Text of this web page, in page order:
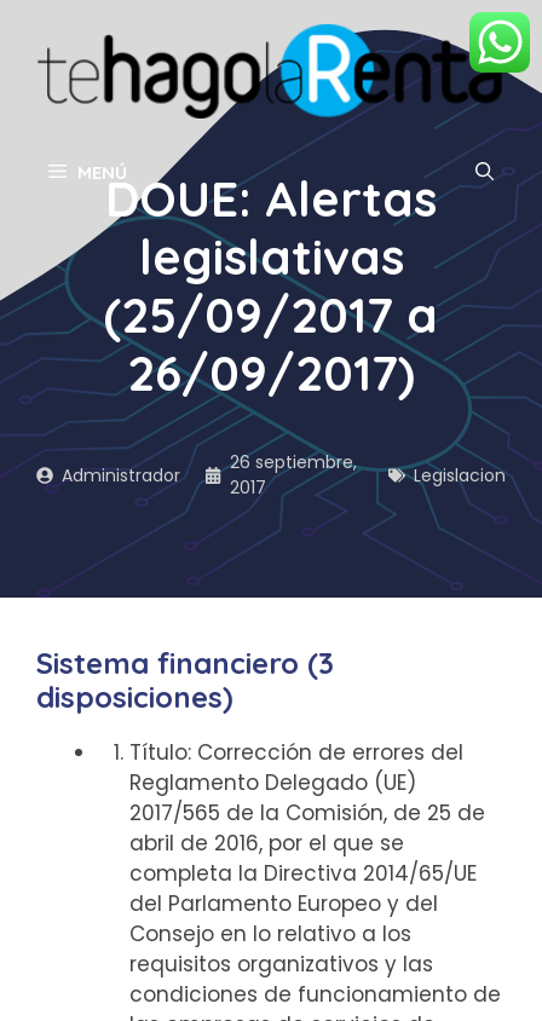
contenido
MENÚDOUE: Alertas
legislativas
(25/09/2017 a
26/09/2017)
Administrador
26 septiembre,
2017
Legislacion
Sistema financiero (3
disposiciones)
Título: Corrección de errores del
Reglamento Delegado (UE)
2017/565 de la Comisión, de 25 de
abril de 2016, por el que se
completa la Directiva 2014/65/UE
del Parlamento Europeo y del
Consejo en lo relativo a los
requisitos organizativos y las
condiciones de funcionamiento de